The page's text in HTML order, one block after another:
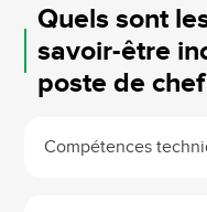
Quels sont
savoir-être
poste de
Compétences